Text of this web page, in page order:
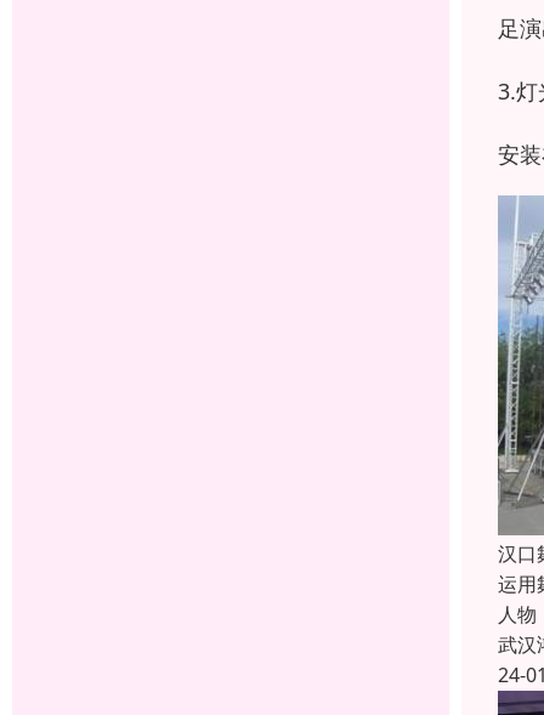
足
3.灯
安
汉口
运用
人
武汉
24-